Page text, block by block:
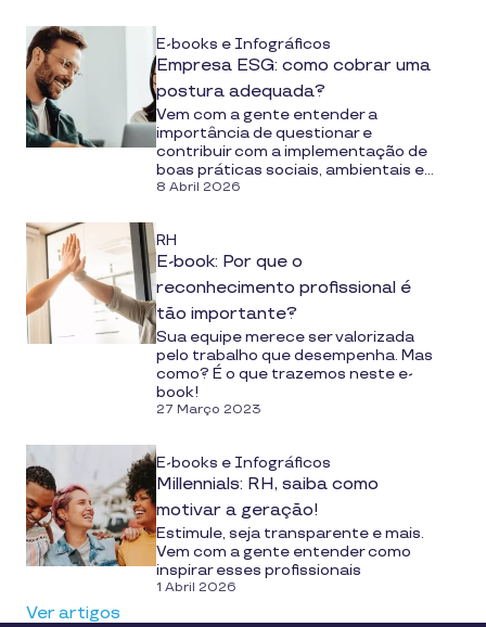
E-books e Infográficos
Empresa ESG: como cobrar uma
postura adequada?
Vem com a gente entender a
importância de questionar e
contribuir com a implementação de
boas práticas sociais, ambientais e...
8 Abril 2026
RH
E-book: Por que o
reconhecimento profissional é
tão importante?
Sua equipe merece ser valorizada
pelo trabalho que desempenha. Mas
como? É o que trazemos neste e-
book!
27 Março 2023
E-books e Infográficos
Millennials: RH, saiba como
motivar a geração!
Estimule, seja transparente e mais.
Vem com a gente entender como
inspirar esses profissionais
1 Abril 2026
Ver artigos